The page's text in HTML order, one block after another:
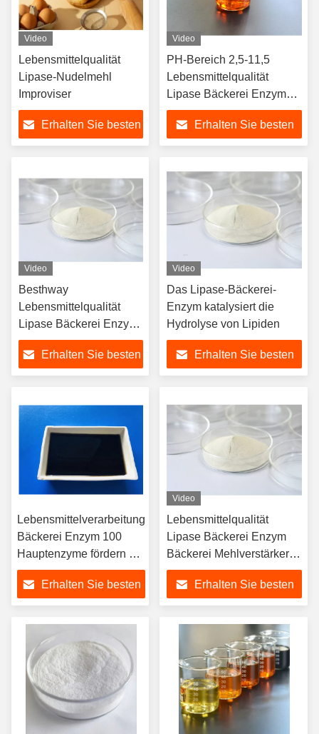
Video
Lebensmittelqualität
Lipase-Nudelmehl
Improviser
Erhalten Sie besten
Video
PH-Bereich 2,5-11,5
Lebensmittelqualität
Lipase Bäckerei Enzym
Pulver und Flüssigkeit
Erhalten Sie besten
Video
Besthway
Lebensmittelqualität
Lipase Bäckerei Enzym
Hydrolyse Fett und
verbessern die
Lebensmittelqualität
Erhalten Sie besten
Video
Das Lipase-Bäckerei-
Enzym katalysiert die
Hydrolyse von Lipiden
Erhalten Sie besten
Lebensmittelverarbeitung
Bäckerei Enzym 100
Hauptenzyme fördern die
Widerstandsfähigkeit von
Buns gegen Aufwachen
und Wiederdampfen
Erhalten Sie besten
Video
Lebensmittelqualität
Lipase Bäckerei Enzym
Bäckerei Mehlverstärker
für eine optimale
Backleistung
Erhalten Sie besten